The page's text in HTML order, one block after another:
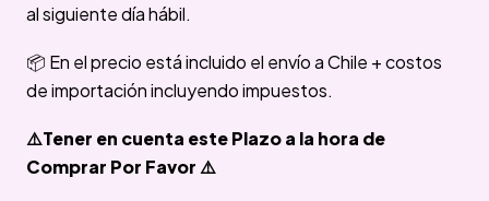
al siguiente día hábil.
📦 En el precio está incluido el envío a Chile + costos
de importación incluyendo impuestos.
⚠️Tener en cuenta este Plazo a la hora de
Comprar Por Favor ⚠️